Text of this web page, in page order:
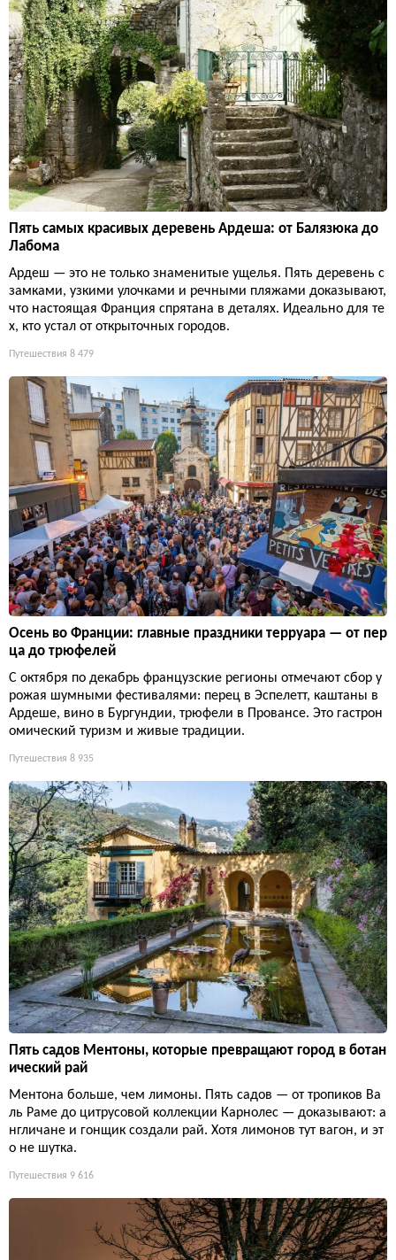
Пять самых красивых деревень Ардеша: от Балязюка до
Лабома
Ардеш — это не только знаменитые ущелья. Пять деревень с
замками, узкими улочками и речными пляжами доказывают,
что настоящая Франция спрятана в деталях. Идеально для те
х, кто устал от открыточных городов.
Путешествия 8 479
Осень во Франции: главные праздники терруара — от пер
ца до трюфелей
С октября по декабрь французские регионы отмечают сбор у
рожая шумными фестивалями: перец в Эспелетт, каштаны в
Ардеше, вино в Бургундии, трюфели в Провансе. Это гастрон
омический туризм и живые традиции.
Путешествия 8 935
Пять садов Ментоны, которые превращают город в ботан
ический рай
Ментона больше, чем лимоны. Пять садов — от тропиков Ва
ль Раме до цитрусовой коллекции Карнолес — доказывают: а
нгличане и гонщик создали рай. Хотя лимонов тут вагон, и эт
о не шутка.
Путешествия 9 616